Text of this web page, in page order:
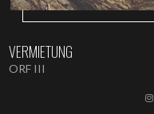
VERMIETUNG
ORF III
